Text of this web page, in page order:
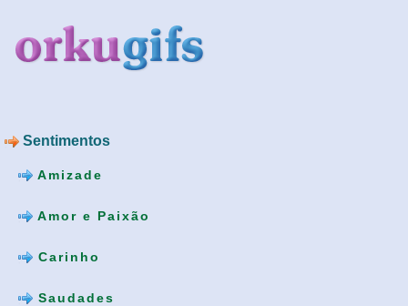
Sentimentos
Amizade
Amor e Paixão
Carinho
Saudades